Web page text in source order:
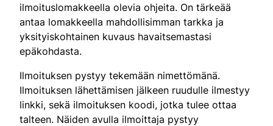
ilmoituslomakkeella olevia ohjeita. On tärkeää
antaa lomakkeella mahdollisimman tarkka ja
yksityiskohtainen kuvaus havaitsemastasi
epäkohdasta.
Ilmoituksen pystyy tekemään nimettömänä.
Ilmoituksen lähettämisen jälkeen ruudulle ilmestyy
linkki, sekä ilmoituksen koodi, jotka tulee ottaa
talteen. Näiden avulla ilmoittaja pystyy